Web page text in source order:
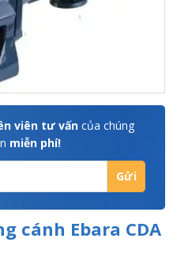
viên tư vấn của chúng
miễn phí!
cánh Ebara CDA